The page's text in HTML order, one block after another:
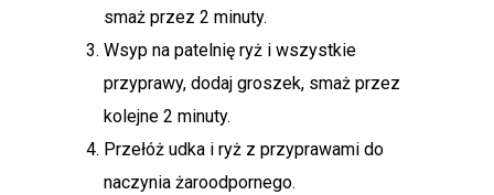
smaż przez 2 minuty.
Wsyp na patelnię ryż i wszystkie
przyprawy, dodaj groszek, smaż przez
kolejne 2 minuty.
Przełóż udka i ryż z przyprawami do
naczynia żaroodpornego.